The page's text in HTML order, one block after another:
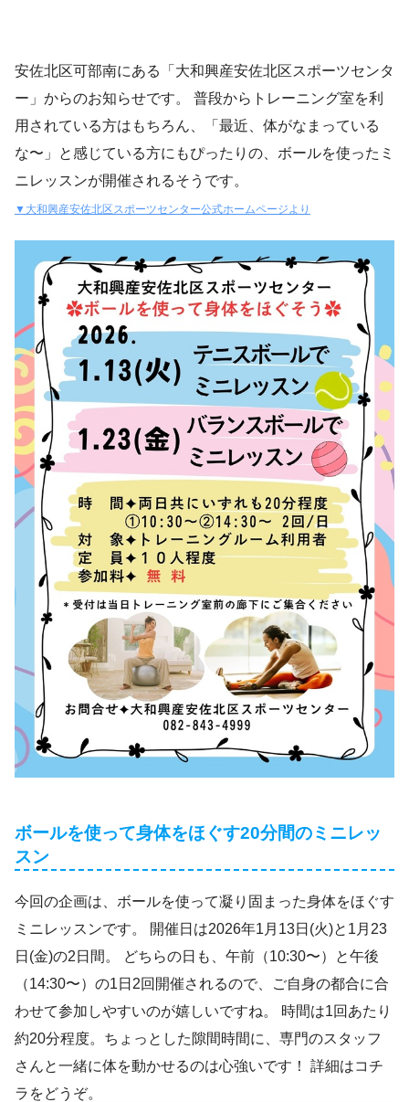
安佐北区可部南にある「大和興産安佐北区スポーツセンタ
ー」からのお知らせです。 普段からトレーニング室を利
用されている方はもちろん、「最近、体がなまっている
な〜」と感じている方にもぴったりの、ボールを使ったミ
ニレッスンが開催されるそうです。
▼大和興産安佐北区スポーツセンター公式ホームページより
ボールを使って身体をほぐす20分間のミニレッ
スン
今回の企画は、ボールを使って凝り固まった身体をほぐす
ミニレッスンです。 開催日は2026年1月13日(火)と1月23
日(金)の2日間。 どちらの日も、午前（10:30〜）と午後
（14:30〜）の1日2回開催されるので、ご自身の都合に合
わせて参加しやすいのが嬉しいですね。 時間は1回あたり
約20分程度。ちょっとした隙間時間に、専門のスタッフ
さんと一緒に体を動かせるのは心強いです！ 詳細はコチ
ラをどうぞ。